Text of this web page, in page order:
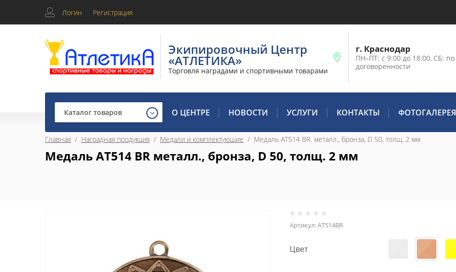
Логин Регистрация
Экипировочный Центр
«АТЛЕТИКА»
Торговля наградами и спортивными товарами
г. Краснодар
ПН–ПТ: с 9:00 до 18:00, СБ: по
договоренности
Каталог товаров О ЦЕНТРЕ НОВОСТИ УСЛУГИ КОНТАКТЫ ФОТОГАЛЕРЕЯ
Главная
  /
Наградная продукция
  /
Медали и комплектующие
  /  Медаль AT514 BR  металл., бронза, D 50, толщ. 2 мм
Медаль AT514 BR металл., бронза, D 50, толщ. 2 мм
Артикул:AT514BR
Цвет